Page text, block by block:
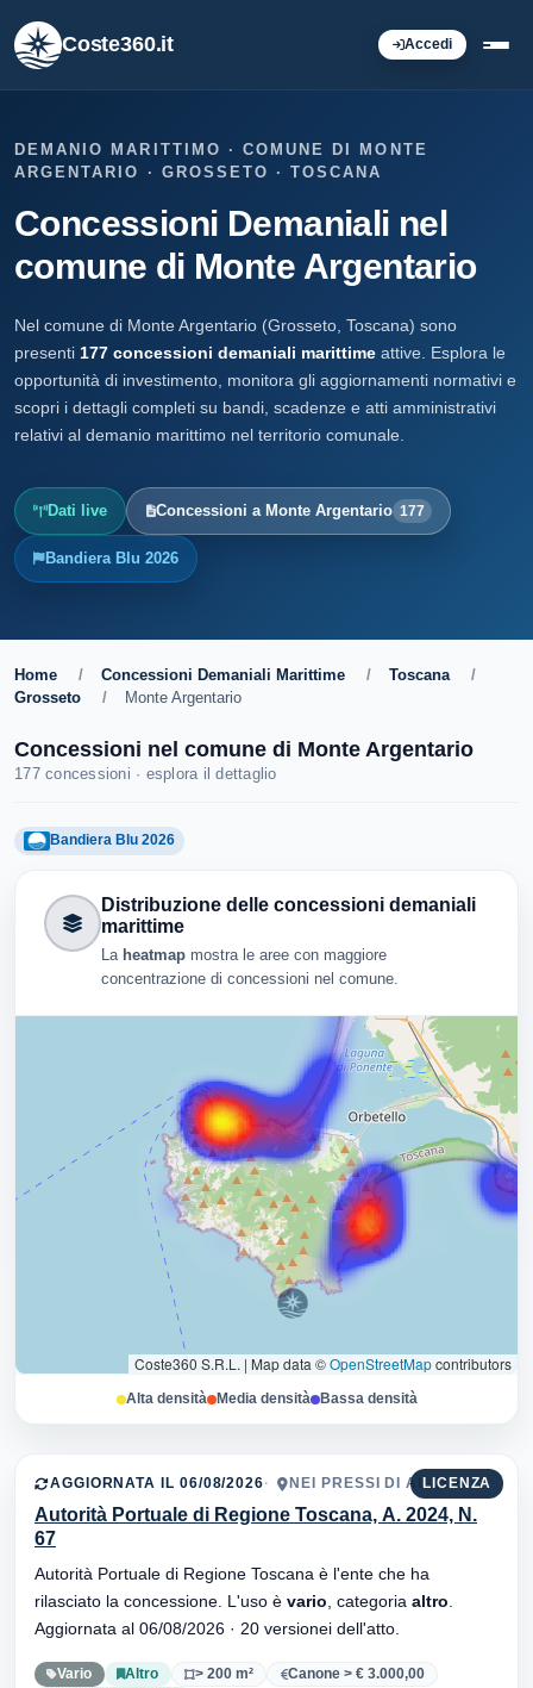
Coste360.it Accedi
DEMANIO MARITTIMO · COMUNE DI MONTE
ARGENTARIO · GROSSETO · TOSCANA
Concessioni Demaniali nel
comune di Monte Argentario
Nel comune di Monte Argentario (Grosseto, Toscana) sono
presenti 177 concessioni demaniali marittime attive. Esplora le
opportunità di investimento, monitora gli aggiornamenti normativi e
scopri i dettagli completi su bandi, scadenze e atti amministrativi
relativi al demanio marittimo nel territorio comunale.
Dati live Concessioni a Monte Argentario 177
Bandiera Blu 2026
Home / Concessioni Demaniali Marittime / Toscana
/
Grosseto
/ Monte Argentario
Concessioni nel comune di Monte Argentario
177 concessioni · esplora il dettaglio
Bandiera Blu 2026
Distribuzione delle concessioni demaniali
marittime
La heatmap mostra le aree con maggiore
concentrazione di concessioni nel comune.
Coste360 S.R.L. | Map data ©OpenStreetMapcontributors
Alta densità Media densità Bassa densità
LICENZA
AGGIORNATA IL 06/08/2026 NEI PRESSI DI AL SUB
Autorità Portuale di Regione Toscana, A. 2024, N.
67
Autorità Portuale di Regione Toscana è l'ente che ha
rilasciato la concessione. L'uso è vario , categoria altro
Aggiornata al 06/08/2026 · 20 versionei dell'atto.
Vario Altro > 200 m²
Canone > € 3.000,00